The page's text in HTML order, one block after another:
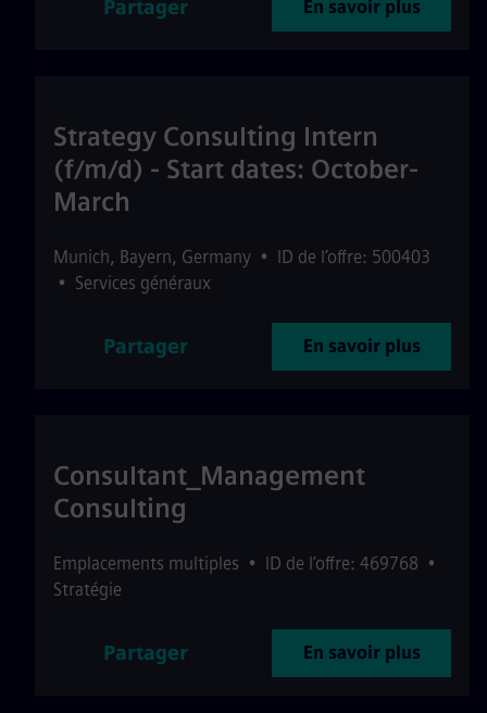
Partager En savoir plus
Strategy Consulting Intern
(f/m/d) - Start dates: October-
March
Munich, Bayern, Germany • ID de l’offre: 500403
• Services généraux
Partager En savoir plus
Consultant_Management
Consulting
Emplacements multiples • ID de l’offre: 469768 •
Stratégie
Partager En savoir plus